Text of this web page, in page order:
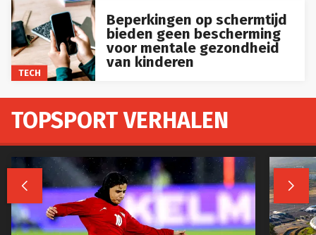
TECH
Beperkingen op schermtijd
bieden geen bescherming
voor mentale gezondheid
van kinderen
TOPSPORT VERHALEN
 